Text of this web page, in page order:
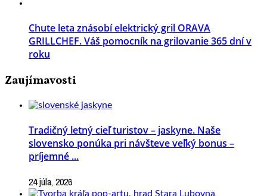
Chute leta znásobí elektrický gril ORAVA
GRILLCHEF. Váš pomocník na grilovanie 365 dní v
roku
Zaujímavosti
Tradičný letný cieľ turistov – jaskyne. Naše
slovensko ponúka pri návšteve veľký bonus –
príjemné ...
24 júla, 2026